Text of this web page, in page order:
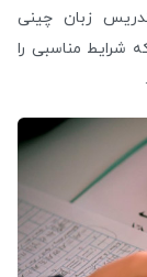
زبان چینی
شرایط مناسبی را